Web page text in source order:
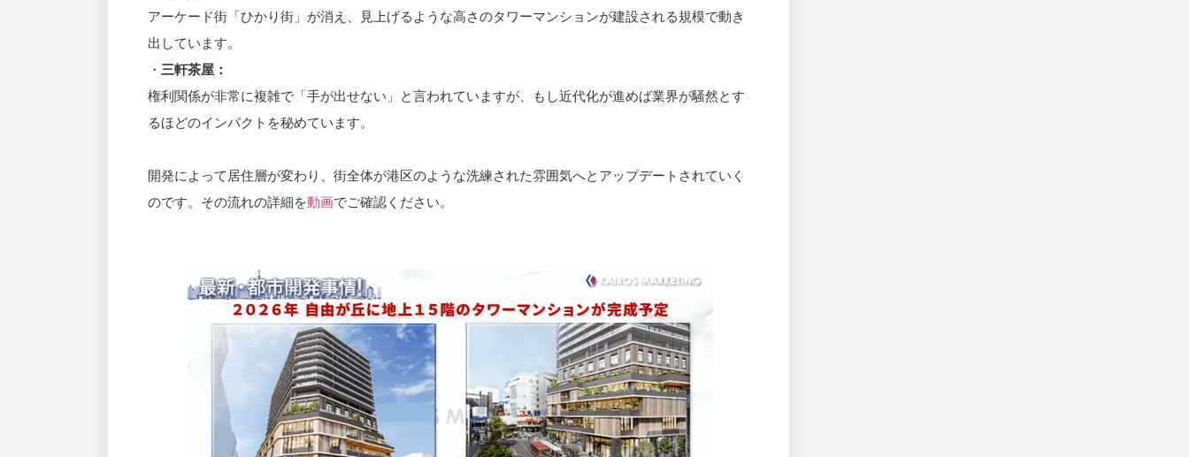
アーケード街「ひかり街」が消え、見上げるような高さのタワーマンションが建設される規模で動き
出しています。
・ 三軒茶屋：
権利関係が非常に複雑で「手が出せない」と言われていますが、もし近代化が進めば業界が騒然とす
るほどのインパクトを秘めています。
開発によって居住層が変わり、街全体が港区のような洗練された雰囲気へとアップデートされていく
のです。その流れの詳細を動画でご確認ください。